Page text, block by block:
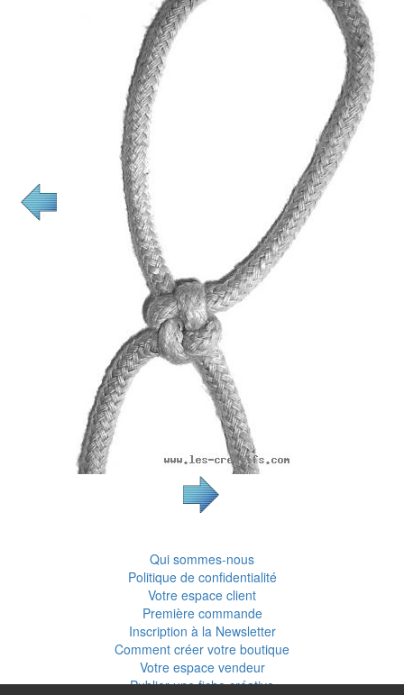
Qui sommes-nous
Politique de confidentialité
Votre espace client
Première commande
Inscription à la Newsletter
Comment créer votre boutique
Votre espace vendeur
Publier une fiche créative